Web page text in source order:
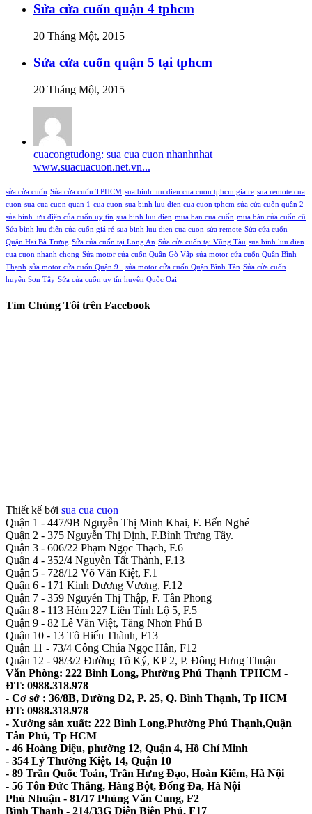
Sửa cửa cuốn quận 4 tphcm
20 Tháng Một, 2015
Sửa cửa cuốn quận 5 tại tphcm
20 Tháng Một, 2015
cuacongtudong: sua cua cuon nhanhnhat
www.suacuacuon.net.vn...
sửa cửa cuốn Sửa cửa cuốn TPHCM sua binh luu dien cua cuon tphcm gia re sua remote cua
cuon sua cua cuon quan 1 cua cuon sua binh luu dien cua cuon tphcm sửa cửa cuốn quận 2
sủa bình lưu điện của cuốn uy tín sua binh luu dien mua ban cua cuốn mua bán cửa cuốn cũ
Sửa bình lưu điện cửa cuốn giá rẻ sua binh luu dien cua cuon sửa remote Sửa cửa cuốn
Quận Hai Bà Trưng Sửa cửa cuốn tại Long An Sửa cửa cuốn tại Vũng Tàu sua binh luu dien
cua cuon nhanh chong Sửa motor cửa cuốn Quận Gò Vấp sửa motor cửa cuốn Quận Bình
Thạnh sửa motor cửa cuốn Quận 9 . sửa motor cửa cuốn Quận Bình Tân Sửa cửa cuốn
huyện Sơn Tây Sửa cửa cuốn uy tín huyện Quốc Oai
Tìm Chúng Tôi trên Facebook
Thiết kế bởi sua cua cuon
Quận 1 - 447/9B Nguyễn Thị Minh Khai, F. Bến Nghé
Quận 2 - 375 Nguyễn Thị Định, F.Bình Trưng Tây.
Quận 3 - 606/22 Phạm Ngọc Thạch, F.6
Quận 4 - 352/4 Nguyễn Tất Thành, F.13
Quận 5 - 728/12 Võ Văn Kiệt, F.1
Quận 6 - 171 Kinh Dương Vương, F.12
Quận 7 - 359 Nguyễn Thị Thập, F. Tân Phong
Quận 8 - 113 Hẻm 227 Liên Tỉnh Lộ 5, F.5
Quận 9 - 82 Lê Văn Việt, Tăng Nhơn Phú B
Quận 10 - 13 Tô Hiến Thành, F13
Quận 11 - 73/4 Công Chúa Ngọc Hân, F12
Quận 12 - 98/3/2 Đường Tô Ký, KP 2, P. Đông Hưng Thuận
Văn Phòng: 222 Bình Long, Phường Phú Thạnh TPHCM -
ĐT: 0988.318.978
- Cơ sở : 36/8B, Đường D2, P. 25, Q. Bình Thạnh, Tp HCM
ĐT: 0988.318.978
- Xưởng sản xuất: 222 Bình Long,Phường Phú Thạnh,Quận
Tân Phú, Tp HCM
- 46 Hoàng Diệu, phường 12, Quận 4, Hồ Chí Minh
- 354 Lý Thường Kiệt, 14, Quận 10
- 89 Trần Quốc Toản, Trần Hưng Đạo, Hoàn Kiếm, Hà Nội
- 56 Tôn Đức Thắng, Hàng Bột, Đống Đa, Hà Nội
Phú Nhuận - 81/17 Phùng Văn Cung, F2
Bình Thạnh - 214/33G Điện Biên Phủ, F17